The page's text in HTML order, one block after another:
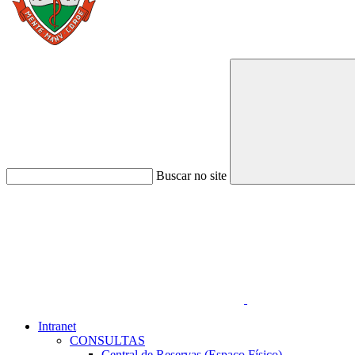
Buscar no site
Intranet
CONSULTAS